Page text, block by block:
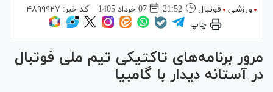
ورزشی فوتبال 21:52 07 خرداد 1405 کد خبر: ۴۸۹۹۹۲۷
چاپ
مرور برنامه‌های تاکتیکی تیم ملی فوتبال
در آستانه دیدار با گامبیا